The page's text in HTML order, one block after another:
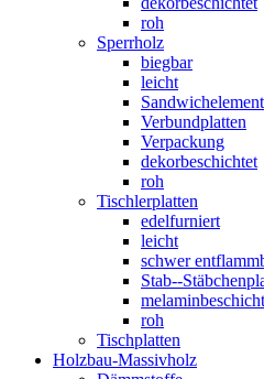
roh
Sperrholz
biegbar
leicht
Verbundplatten
Verpackung
dekorbeschichtet
roh
Tischlerplatten
edelfurniert
leicht
schwer
Stab--
roh
Tischplatten
Holzbau-Massivholz